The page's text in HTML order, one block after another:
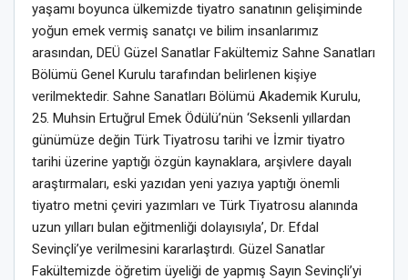
yaşamı boyunca ülkemizde tiyatro sanatının gelişiminde
yoğun emek vermiş sanatçı ve bilim insanlarımız
arasından, DEÜ Güzel Sanatlar Fakültemiz Sahne Sanatları
Bölümü Genel Kurulu tarafından belirlenen kişiye
verilmektedir. Sahne Sanatları Bölümü Akademik Kurulu,
25. Muhsin Ertuğrul Emek Ödülü’nün ‘Seksenli yıllardan
günümüze değin Türk Tiyatrosu tarihi ve İzmir tiyatro
tarihi üzerine yaptığı özgün kaynaklara, arşivlere dayalı
araştırmaları, eski yazıdan yeni yazıya yaptığı önemli
tiyatro metni çeviri yazımları ve Türk Tiyatrosu alanında
uzun yılları bulan eğitmenliği dolayısıyla’, Dr. Efdal
Sevinçli’ye verilmesini kararlaştırdı. Güzel Sanatlar
Fakültemizde öğretim üyeliği de yapmış Sayın Sevinçli’yi